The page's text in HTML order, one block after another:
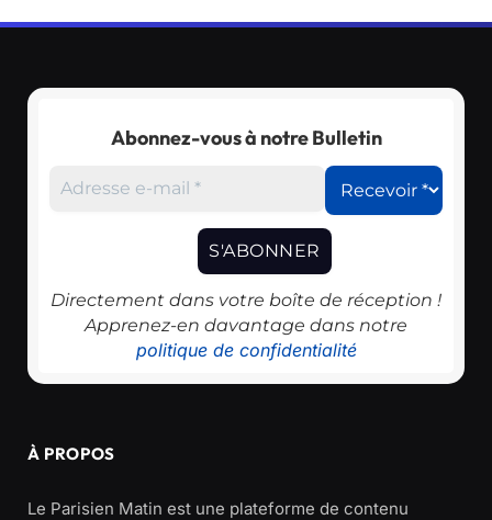
Abonnez-vous à notre Bulletin
Directement dans votre boîte de réception !
Apprenez-en davantage dans notre
politique de confidentialité
À PROPOS
Le Parisien Matin est une plateforme de contenu